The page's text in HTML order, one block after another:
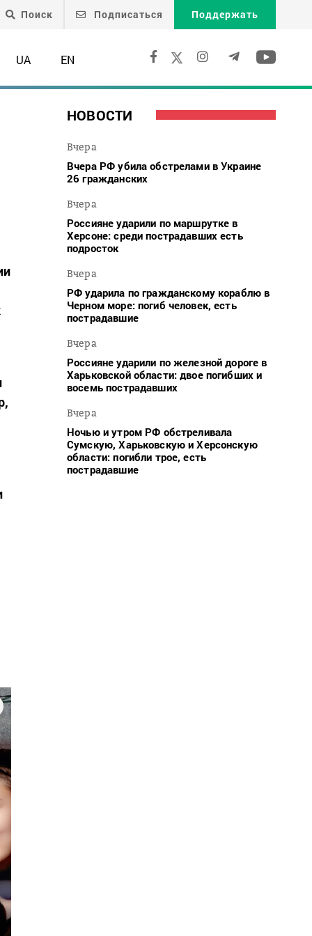
Поиск Подписаться Поддержать
UA EN
НОВОСТИ
Вчера
Вчера РФ убила обстрелами в Украине
26 гражданских
Вчера
Россияне ударили по маршрутке в
Херсоне: среди пострадавших есть
подросток
Вчера
РФ ударила по гражданскому кораблю в
Черном море: погиб человек, есть
пострадавшие
Вчера
Россияне ударили по железной дороге в
Харьковской области: двое погибших и
восемь пострадавших
Вчера
Ночью и утром РФ обстреливала
Сумскую, Харьковскую и Херсонскую
области: погибли трое, есть
пострадавшие